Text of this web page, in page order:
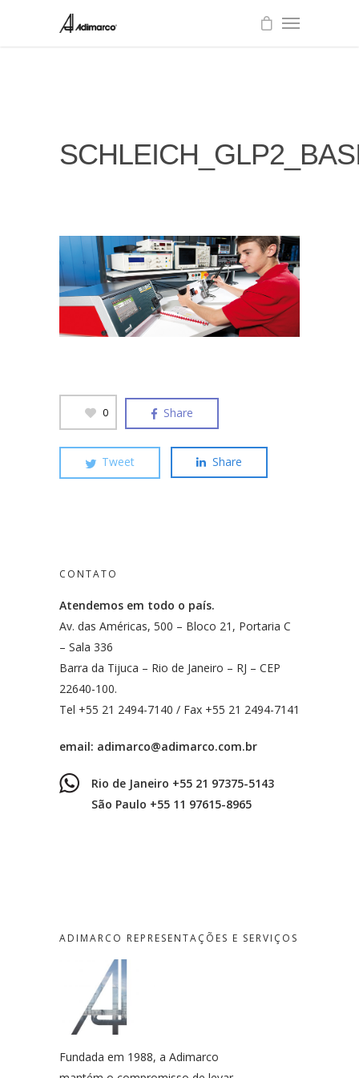
0 Share
Tweet Share
CONTATO
Atendemos em todo o país.
Av. das Américas, 500 – Bloco 21, Portaria C
– Sala 336
Barra da Tijuca – Rio de Janeiro – RJ – CEP
22640-100.
Tel +55 21 2494-7140 / Fax +55 21 2494-7141
email: adimarco@adimarco.com.br
Rio de Janeiro +55 21 97375-5143
São Paulo +55 11 97615-8965
ADIMARCO REPRESENTAÇÕES E SERVIÇOS
Fundada em 1988, a Adimarco